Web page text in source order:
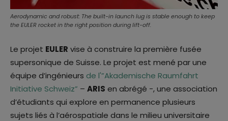
Aerodynamic and robust: The built-in launch lug is stable enough to keep
the EULER rocket in the right position during lift-off.
Le projet EULER vise à construire la première fusée
supersonique de Suisse. Le projet est mené par une
équipe d’ingénieurs de l'”Akademische Raumfahrt
Initiative Schweiz” – ARIS en abrégé -, une association
d’étudiants qui explore en permanence plusieurs
sujets liés à l’aérospatiale dans le milieu universitaire